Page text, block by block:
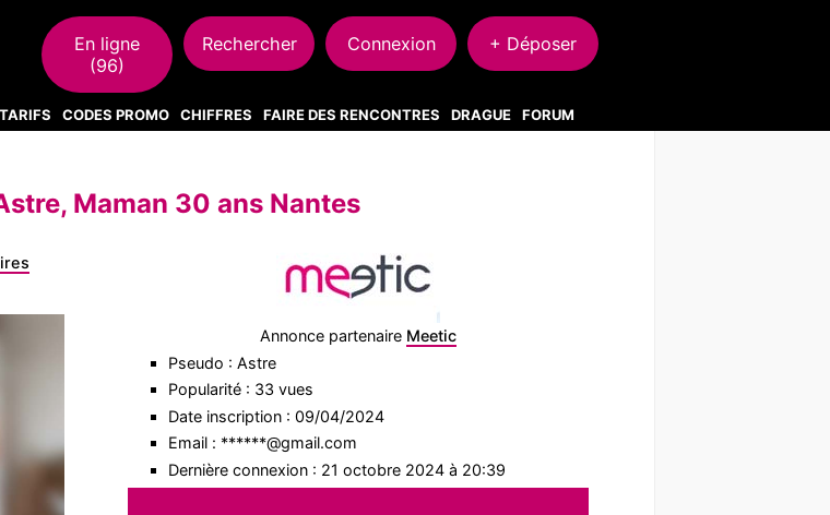
En ligne
(96)
Rechercher Connexion + Déposer
TARIFS CODES PROMO CHIFFRES FAIRE DES RENCONTRES DRAGUE FORUM
Maman 30 ans Nantes
Annonce partenaire Meetic
Pseudo : Astre
Popularité : 33 vues
Date inscription : 09/04/2024
Email : ******@gmail.com
Dernière connexion : 21 octobre 2024 à 20:39